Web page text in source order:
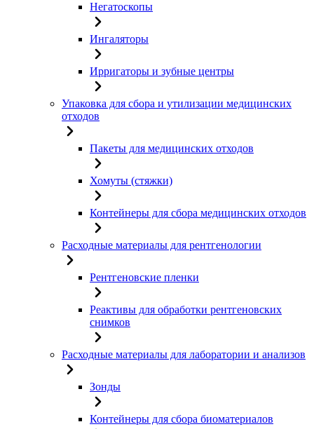
Негатоскопы
Ингаляторы
Ирригаторы и зубные центры
Упаковка для сбора и утилизации медицинских
отходов
Пакеты для медицинских отходов
Хомуты (стяжки)
Контейнеры для сбора медицинских отходов
Расходные материалы для рентгенологии
Рентгеновские пленки
Реактивы для обработки рентгеновских
снимков
Расходные материалы для лаборатории и анализов
Зонды
Контейнеры для сбора биоматериалов